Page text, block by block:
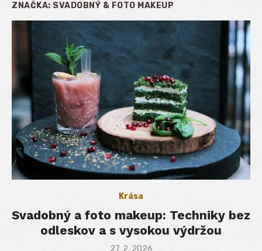
ZNAČKA: SVADOBNÝ & FOTO MAKEUP
Krása
Svadobný a foto makeup: Techniky bez
odleskov a s vysokou výdržou
Posted
27. 2. 2026